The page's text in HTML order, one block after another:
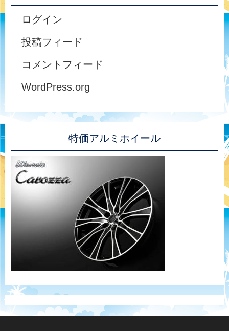
ログイン
投稿フィード
コメントフィード
WordPress.org
特価アルミホイール